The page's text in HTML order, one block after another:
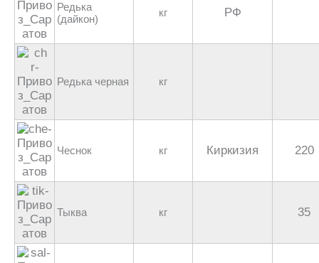
Редька
(дайкон)
кг РФ
Редька черная кг
Чеснок кг Киркизия 220
Тыква кг 35